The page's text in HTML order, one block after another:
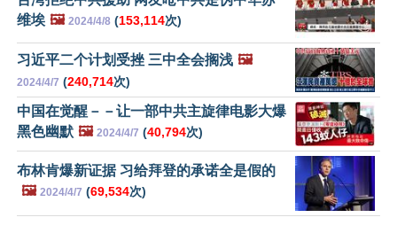
维埃 🖼️ 2024/4/8 (153,114次)
习近平二个计划受挫 三中全会搁浅 🖼️
2024/4/7 (240,714次)
中国在觉醒－－让一部中共主旋律电影大爆
黑色幽默 🖼️ 2024/4/7 (40,794次)
布林肯爆新证据 习给拜登的承诺全是假的
🖼️ 2024/4/7 (69,534次)